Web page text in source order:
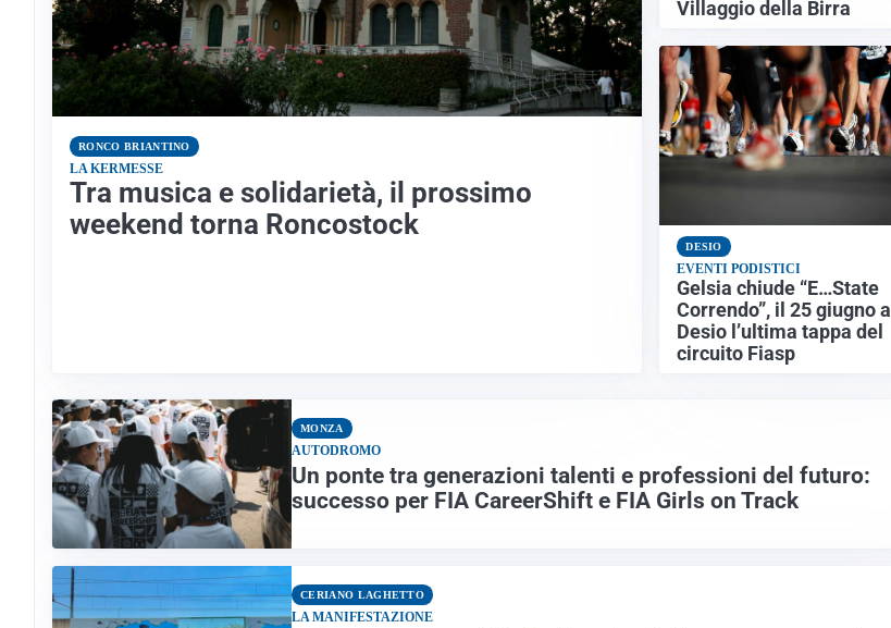
RONCO BRIANTINO
LA KERMESSE
Tra musica e solidarietà, il prossimo
weekend torna Roncostock
Villaggio della Birra
DESIO
EVENTI PODISTICI
Gelsia chiude “E…State
Correndo”, il 25 giugno a
Desio l’ultima tappa del
circuito Fiasp
MONZA
AUTODROMO
Un ponte tra generazioni talenti e professioni del futuro:
successo per FIA CareerShift e FIA Girls on Track
CERIANO LAGHETTO
LA MANIFESTAZIONE